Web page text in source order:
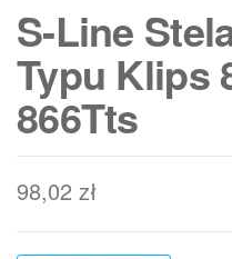
S-Line
Typu Klips
866Tts
98,02 zł